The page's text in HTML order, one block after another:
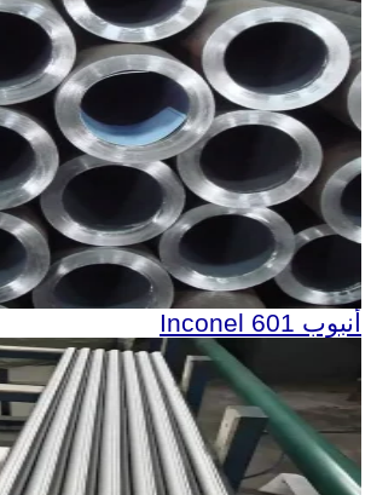
أنبوب Inconel 601